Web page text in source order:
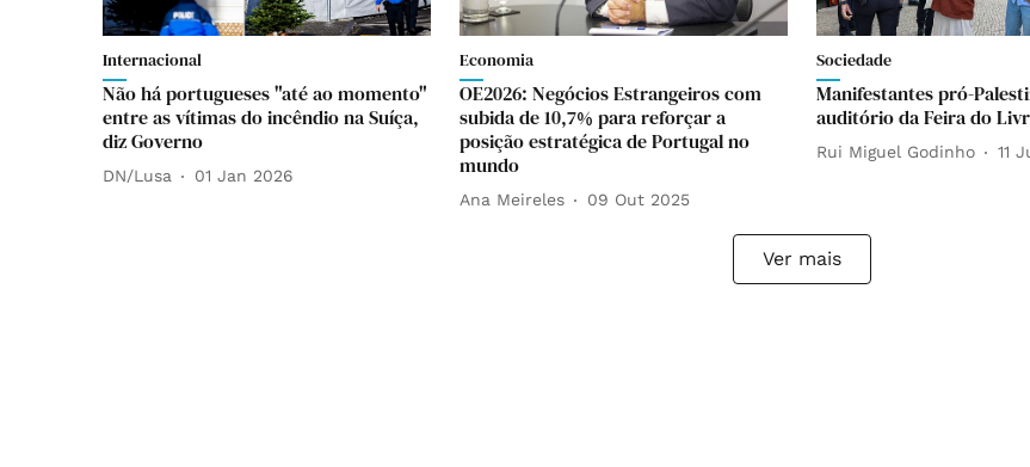
Internacional
Não há portugueses "até ao momento"
entre as vítimas do incêndio na Suíça,
diz Governo
DN/Lusa 01 Jan 2026
Economia
OE2026: Negócios Estrangeiros com
subida de 10,7% para reforçar a
posição estratégica de Portugal no
mundo
Ana Meireles 09 Out 2025
Sociedade
Manifestantes pró-
auditório da Feira do
Rui Miguel Godinho 11
Ver mais